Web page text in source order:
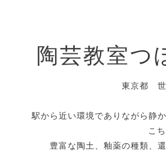
陶芸教室
東京都
駅から近い環境でありながら静
こ
豊富な陶土、釉薬の種類、